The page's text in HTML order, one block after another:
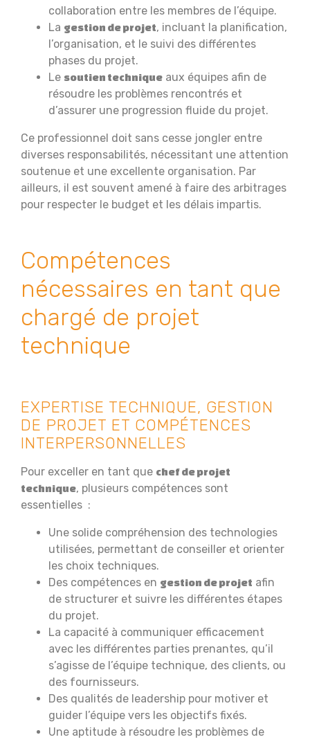
collaboration entre les membres de l’équipe.
La gestion de projet, incluant la planification,
l’organisation, et le suivi des différentes
phases du projet.
Le soutien technique aux équipes afin de
résoudre les problèmes rencontrés et
d’assurer une progression fluide du projet.
Ce professionnel doit sans cesse jongler entre
diverses responsabilités, nécessitant une attention
soutenue et une excellente organisation. Par
ailleurs, il est souvent amené à faire des arbitrages
pour respecter le budget et les délais impartis.
Compétences
nécessaires en tant que
chargé de projet
technique
EXPERTISE TECHNIQUE, GESTION
DE PROJET ET COMPÉTENCES
INTERPERSONNELLES
Pour exceller en tant que chef de projet
technique, plusieurs compétences sont
essentielles :
Une solide compréhension des technologies
utilisées, permettant de conseiller et orienter
les choix techniques.
Des compétences en gestion de projet afin
de structurer et suivre les différentes étapes
du projet.
La capacité à communiquer efficacement
avec les différentes parties prenantes, qu’il
s’agisse de l’équipe technique, des clients, ou
des fournisseurs.
Des qualités de leadership pour motiver et
guider l’équipe vers les objectifs fixés.
Une aptitude à résoudre les problèmes de